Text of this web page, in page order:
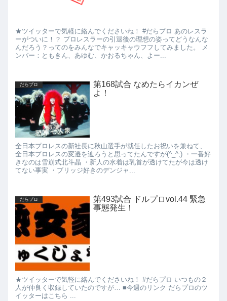
★ツイッターで気軽に絡んでくださいね！ #だらプロ あのレスラ
ーがついに！？ プロレスラーの引退後の理想の姿ってどうなんな
んだろう？ってのをみんなでキャッキャウフフしてみました。 メ
ンバー：ともきん、あゆむ、かおるちゃん、よー...
だらプロ
第168試合 なめたらイカンぜ
よ！
全日本プロレスの新社長に秋山選手が就任したお祝いを兼ねて、
全日本プロレスの変遷を辿ろうと思ってたんですが(^_^;) ・一番好
きなのは雪崩式北斗晶 ・新人の水着は乳首が透けてたが今は透け
てない事実 ・ブリッジ好きのデンジャ...
だらプロ
第493試合 ドルプロvol.44 緊急
事態発生！
★ツイッターで気軽に絡んでくださいね！ #だらプロ いつもの２
人が仲良く収録していたのですが… ■今週のリンク だらプロのツ
イッターはこちら ...